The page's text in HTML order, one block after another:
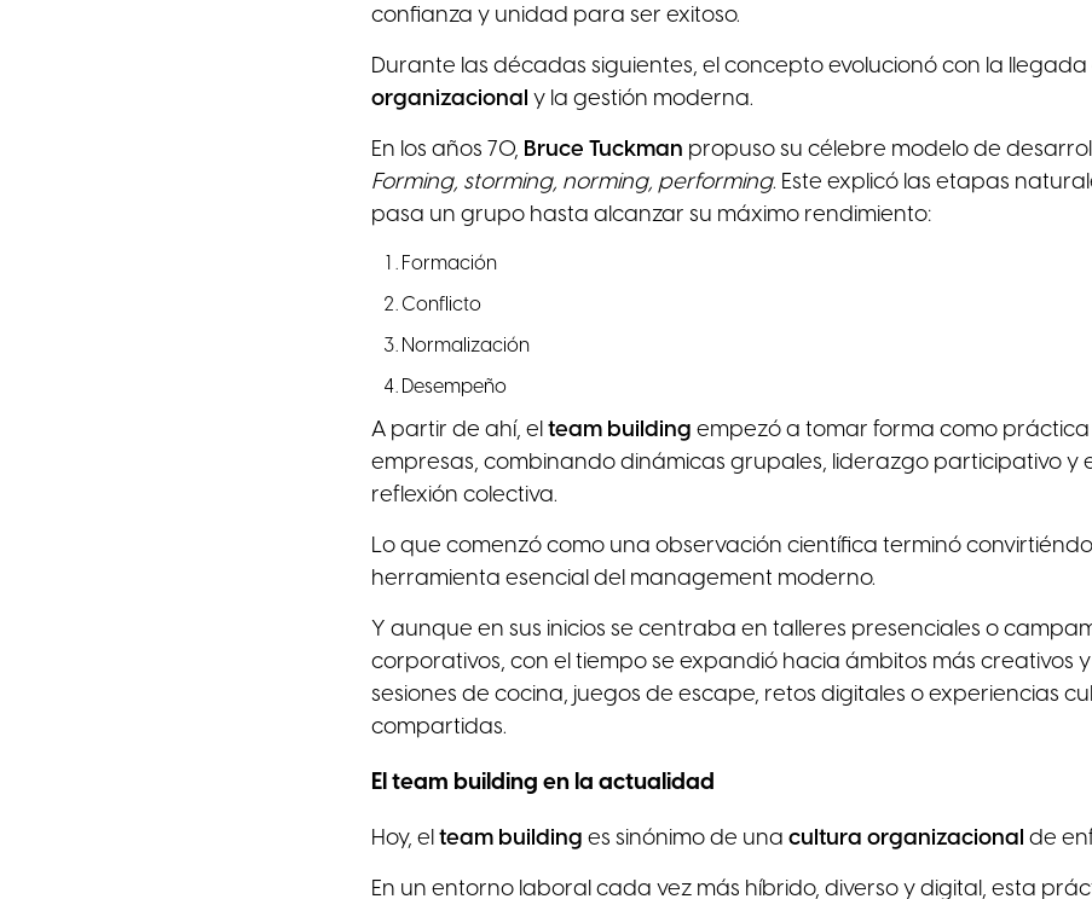
confianza y unidad para ser exitoso.
Durante las décadas siguientes, el concepto evolucionó con la llegada
organizacional y la gestión moderna.
En los años 70, Bruce Tuckman propuso su célebre modelo de
Forming, storming, norming, performing. Este explicó las etapas
pasa un grupo hasta alcanzar su máximo rendimiento:
Formación
Conflicto
Normalización
Desempeño
A partir de ahí, el team building empezó a tomar forma como
empresas, combinando dinámicas grupales, liderazgo participativo y
reflexión colectiva.
Lo que comenzó como una observación científica terminó
herramienta esencial del management moderno.
Y aunque en sus inicios se centraba en talleres presenciales o
corporativos, con el tiempo se expandió hacia ámbitos más creativos y
sesiones de cocina, juegos de escape, retos digitales o experiencias
compartidas.
El team building en la actualidad
Hoy, el team building es sinónimo de una cultura organizacional de
En un entorno laboral cada vez más híbrido, diverso y digital, esta